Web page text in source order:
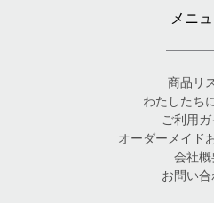
メニ
商品リ
わたしたち
ご利用ガ
オーダーメイド
会社概
お問い